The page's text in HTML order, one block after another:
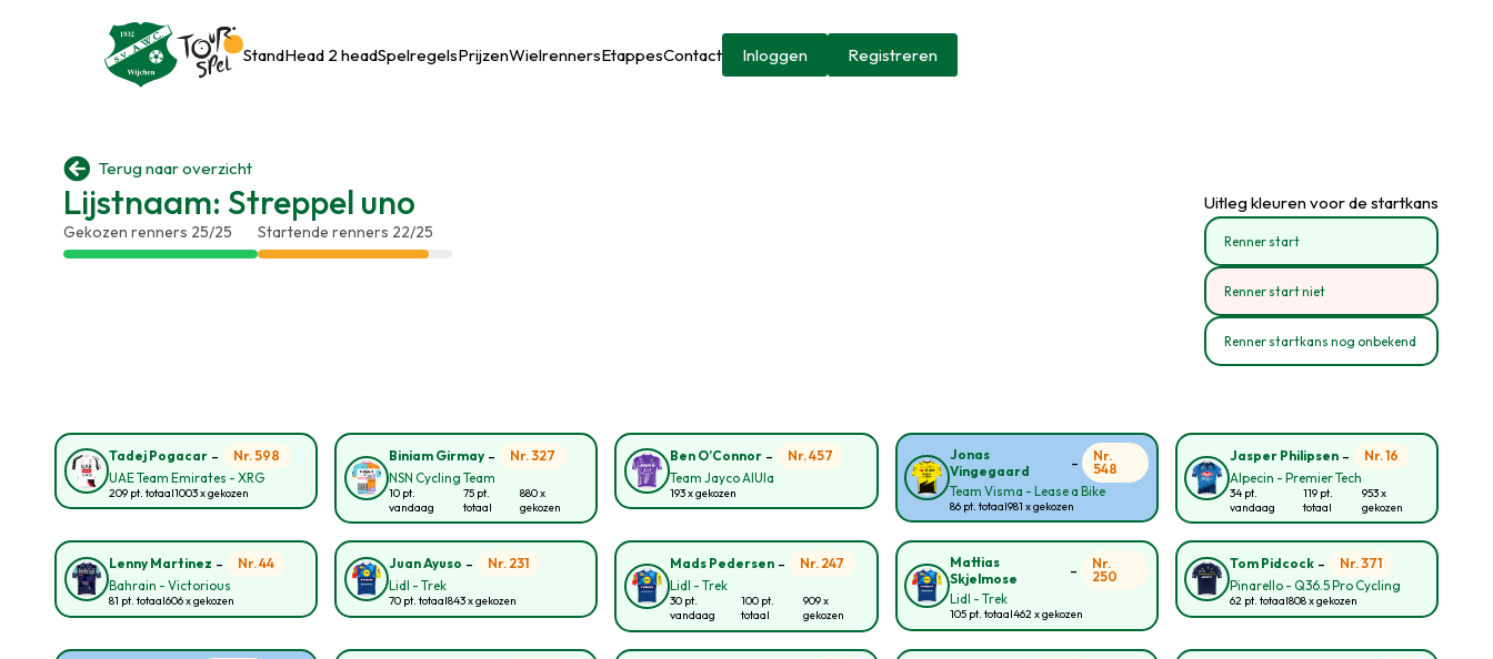
StandHead 2 headSpelregelsPrijzenWielrennersEtappesContact Inloggen Registreren
 Terug naar overzicht
Lijstnaam: Streppel uno
Gekozen renners 25/25 Startende renners 22/25
Uitleg kleuren voor de startkans
Renner start
Renner start niet
Renner startkans nog onbekend
Tadej Pogacar -
Nr. 598
UAE Team Emirates - XRG
209 pt. totaal1003 x gekozen
Biniam Girmay -
Nr. 327
NSN Cycling Team
10 pt.
vandaag
75 pt.
totaal
880 x
gekozen
Ben O’Connor-
Nr. 457
Team Jayco AlUla
193 x gekozen
Jonas
Vingegaard
-
Nr.
548
Team Visma - Lease a Bike
86 pt. totaal981 x gekozen
Jasper Philipsen-
Nr. 16
Alpecin - Premier Tech
34 pt.
vandaag
119 pt.
totaal
953 x
gekozen
Lenny Martinez -
Nr. 44
Bahrain - Victorious
81 pt. totaal606 x gekozen
Juan Ayuso -
Nr. 231
Lidl - Trek
70 pt. totaal843 x gekozen
Mads Pedersen-
Nr. 247
Lidl - Trek
30 pt.
vandaag
100 pt.
totaal
909 x
gekozen
Mattias
Skjelmose
-
Nr.
250
Lidl - Trek
105 pt. totaal462 x gekozen
Tom Pidcock-
Nr. 371
Pinarello - Q36.5 Pro Cycling
62 pt. totaal808 x gekozen